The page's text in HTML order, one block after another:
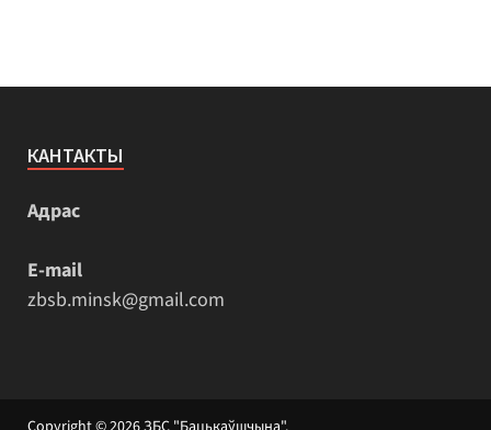
КАНТАКТЫ
Адрас
E-mail
zbsb.minsk@gmail.com